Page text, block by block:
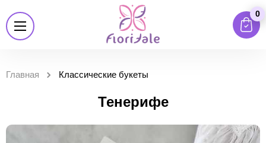
0
Главная Классические букеты
Тенерифе